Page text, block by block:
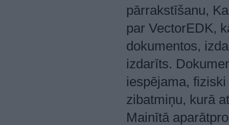
pārrakstīšanu,
par VectorEDK,
dokumentos,
izdarīts.
iespējama,
zibatmiņu, kurā
Mainītā